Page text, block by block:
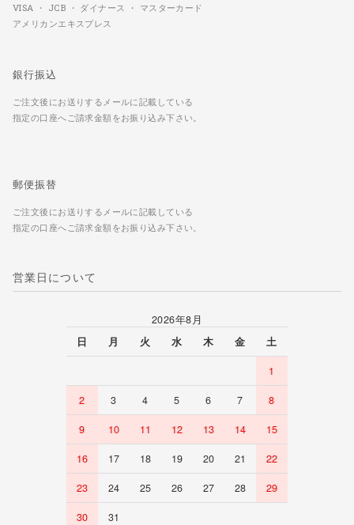
VISA ・ JCB ・ ダイナース ・ マスターカード
アメリカンエキスプレス
銀行振込
ご注文後にお送りするメールに記載している
指定の口座へご請求金額をお振り込み下さい。
郵便振替
ご注文後にお送りするメールに記載している
指定の口座へご請求金額をお振り込み下さい。
営業日について
2026年8月
日
月 火 水 木 金 土
1
2 3 4 5 6 7 8
9 10 11 12 13 14 15
16 17 18 19 20 21 22
23 24 25 26 27 28 29
30 31